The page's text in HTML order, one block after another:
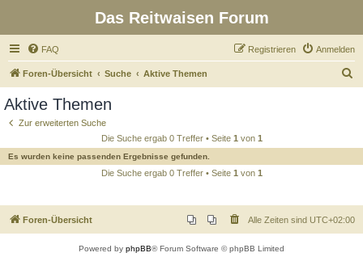
Das Reitwaisen Forum
FAQ Anmelden
Registrieren
Foren-Übersicht Suche Aktive Themen
e
Aktive Themen
Zur erweiterten Suche
Die Suche ergab 0 Treffer • Seite 1 von 1
Es wurden keine passenden Ergebnisse gefunden.
Die Suche ergab 0 Treffer • Seite 1 von 1
Foren-Übersicht Alle Zeiten sind UTC+02:00
Powered by phpBB® Forum Software © phpBB Limited